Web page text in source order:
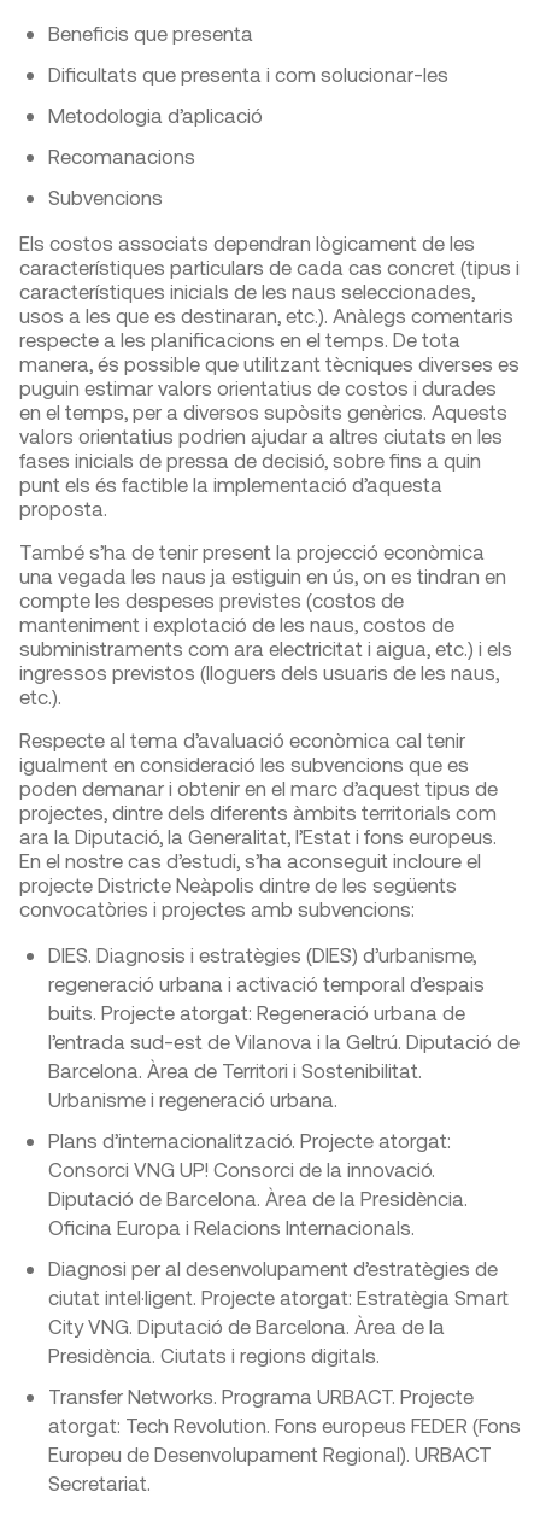
Beneficis que presenta
Dificultats que presenta i com solucionar-les
Metodologia d’aplicació
Recomanacions
Subvencions
Els costos associats dependran lògicament de les
característiques particulars de cada cas concret (tipus i
característiques inicials de les naus seleccionades,
usos a les que es destinaran, etc.). Anàlegs comentaris
respecte a les planificacions en el temps. De tota
manera, és possible que utilitzant tècniques diverses es
puguin estimar valors orientatius de costos i durades
en el temps, per a diversos supòsits genèrics. Aquests
valors orientatius podrien ajudar a altres ciutats en les
fases inicials de pressa de decisió, sobre fins a quin
punt els és factible la implementació d’aquesta
proposta.
També s’ha de tenir present la projecció econòmica
una vegada les naus ja estiguin en ús, on es tindran en
compte les despeses previstes (costos de
manteniment i explotació de les naus, costos de
subministraments com ara electricitat i aigua, etc.) i els
ingressos previstos (lloguers dels usuaris de les naus,
etc.).
Respecte al tema d’avaluació econòmica cal tenir
igualment en consideració les subvencions que es
poden demanar i obtenir en el marc d’aquest tipus de
projectes, dintre dels diferents àmbits territorials com
ara la Diputació, la Generalitat, l’Estat i fons europeus.
En el nostre cas d’estudi, s’ha aconseguit incloure el
projecte Districte Neàpolis dintre de les següents
convocatòries i projectes amb subvencions:
DIES. Diagnosis i estratègies (DIES) d’urbanisme,
regeneració urbana i activació temporal d’espais
buits. Projecte atorgat: Regeneració urbana de
l’entrada sud-est de Vilanova i la Geltrú. Diputació de
Barcelona. Àrea de Territori i Sostenibilitat.
Urbanisme i regeneració urbana.
Plans d’internacionalització. Projecte atorgat:
Consorci VNG UP! Consorci de la innovació.
Diputació de Barcelona. Àrea de la Presidència.
Oficina Europa i Relacions Internacionals.
Diagnosi per al desenvolupament d’estratègies de
ciutat intel·ligent. Projecte atorgat: Estratègia Smart
City VNG. Diputació de Barcelona. Àrea de la
Presidència. Ciutats i regions digitals.
Transfer Networks. Programa URBACT. Projecte
atorgat: Tech Revolution. Fons europeus FEDER (Fons
Europeu de Desenvolupament Regional). URBACT
Secretariat.